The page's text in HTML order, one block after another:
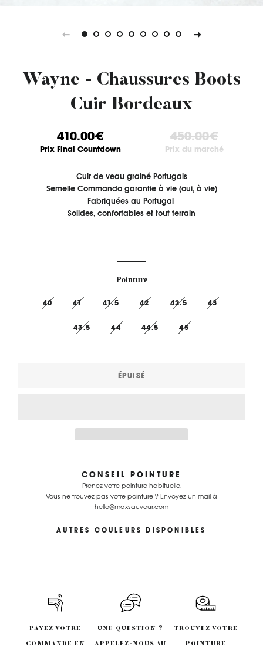
Wayne - Chaussures Boots
Cuir Bordeaux
410.00€
Prix Final Countdown
450.00€
Prix du marché
Cuir de veau grainé Portugais
Semelle Commando garantie à vie (oui, à vie)
Fabriquées au Portugal
Solides, confortables et tout terrain
Pointure
40 41 41.5 42 42.5 43
43.5 44 44.5 45
ÉPUISÉ
CONSEIL POINTURE
Prenez votre pointure habituelle.
Vous ne trouvez pas votre pointure ? Envoyez un mail à
hello@maxsauveur.com
AUTRES COULEURS DISPONIBLES
PAYEZ VOTRE
COMMANDE EN
UNE QUESTION ?
APPELEZ-NOUS AU
TROUVEZ VOTRE
POINTURE